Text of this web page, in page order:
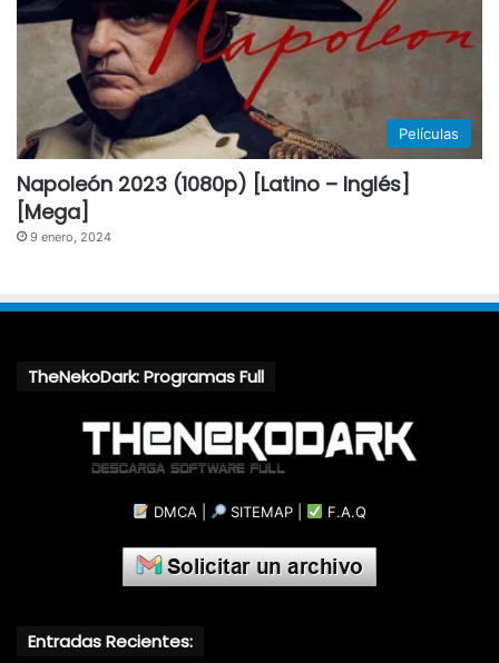
Películas
Napoleón 2023 (1080p) [Latino – Inglés]
[Mega]
9 enero, 2024
TheNekoDark: Programas Full
DMCA SITEMAP F.A.Q
Entradas Recientes: